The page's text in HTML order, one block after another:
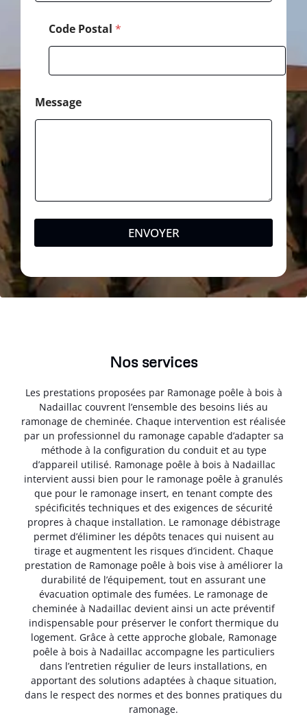
Code Postal *
Message
ENVOYER
Nos services
Les prestations proposées par Ramonage poêle à bois à
Nadaillac couvrent l’ensemble des besoins liés au
ramonage de cheminée. Chaque intervention est réalisée
par un professionnel du ramonage capable d’adapter sa
méthode à la configuration du conduit et au type
d’appareil utilisé. Ramonage poêle à bois à Nadaillac
intervient aussi bien pour le ramonage poêle à granulés
que pour le ramonage insert, en tenant compte des
spécificités techniques et des exigences de sécurité
propres à chaque installation. Le ramonage débistrage
permet d’éliminer les dépôts tenaces qui nuisent au
tirage et augmentent les risques d’incident. Chaque
prestation de Ramonage poêle à bois vise à améliorer la
durabilité de l’équipement, tout en assurant une
évacuation optimale des fumées. Le ramonage de
cheminée à Nadaillac devient ainsi un acte préventif
indispensable pour préserver le confort thermique du
logement. Grâce à cette approche globale, Ramonage
poêle à bois à Nadaillac accompagne les particuliers
dans l’entretien régulier de leurs installations, en
apportant des solutions adaptées à chaque situation,
dans le respect des normes et des bonnes pratiques du
ramonage.